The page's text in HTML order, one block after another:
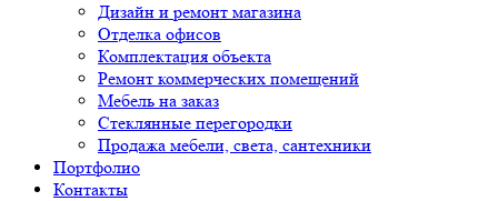
Дизайн и ремонт магазина
Отделка офисов
Комплектация объекта
Ремонт коммерческих помещений
Мебель на заказ
Стеклянные перегородки
Продажа мебели, света, сантехники
Портфолио
Контакты